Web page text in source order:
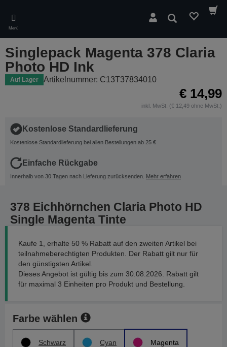
main
content
Menü
Suchen
Singlepack Magenta 378 Claria
Photo HD Ink
Auf Lager Artikelnummer: C13T37834010
€ 14,99
inkl. MwSt. (€ 12,49 ohne MwSt.)
Kostenlose Standardlieferung
Kostenlose Standardlieferung bei allen Bestellungen ab 25 €
Einfache Rückgabe
Innerhalb von 30 Tagen nach Lieferung zurücksenden. Mehr erfahren
378 Eichhörnchen Claria Photo HD
Single Magenta Tinte
Kaufe 1, erhalte 50 % Rabatt auf den zweiten Artikel bei
teilnahmeberechtigten Produkten. Der Rabatt gilt nur für
den günstigsten Artikel.
Dieses Angebot ist gültig bis zum 30.08.2026. Rabatt gilt
für maximal 3 Einheiten pro Produkt und Bestellung.
Farbe wählen
Schwarz Cyan Magenta